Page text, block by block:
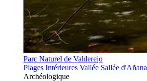
Parc Naturel de Valderejo
Plages Intérieures Vallée Sallée d'Añana
Archéologique